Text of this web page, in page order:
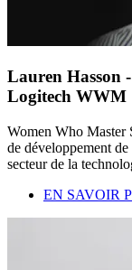
Lauren Hasson
Logitech WWM
Women Who Master
de développement
secteur de la
EN SAVOIR